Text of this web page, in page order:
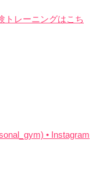
トレーニングはこち
• Instagram